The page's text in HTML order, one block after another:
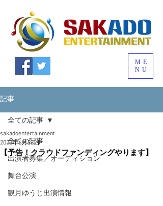
ME
NU
記事
全ての記事
出演者募集／オーディション
舞台公演
観月ゆうじ出演情報
全ての記事
【予告！クラウドファンディングやります】
sakadoentertainment
2020年6月23日